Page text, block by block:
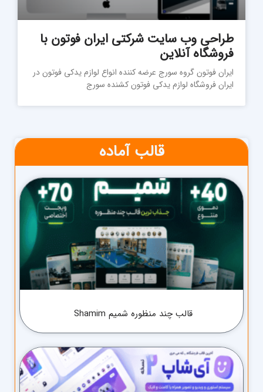
طراحی وب سایت شرکتی ایران فوتون با
فروشگاه آنلاین
ایران فوتون گروه سورج عرضه کننده انواع لوازم یدکی فوتون در
ایران فروشگاه لوازم یدکی فوتون کشنده سورج
قالب آماده
قالب چند منظوره شمیم Shamim